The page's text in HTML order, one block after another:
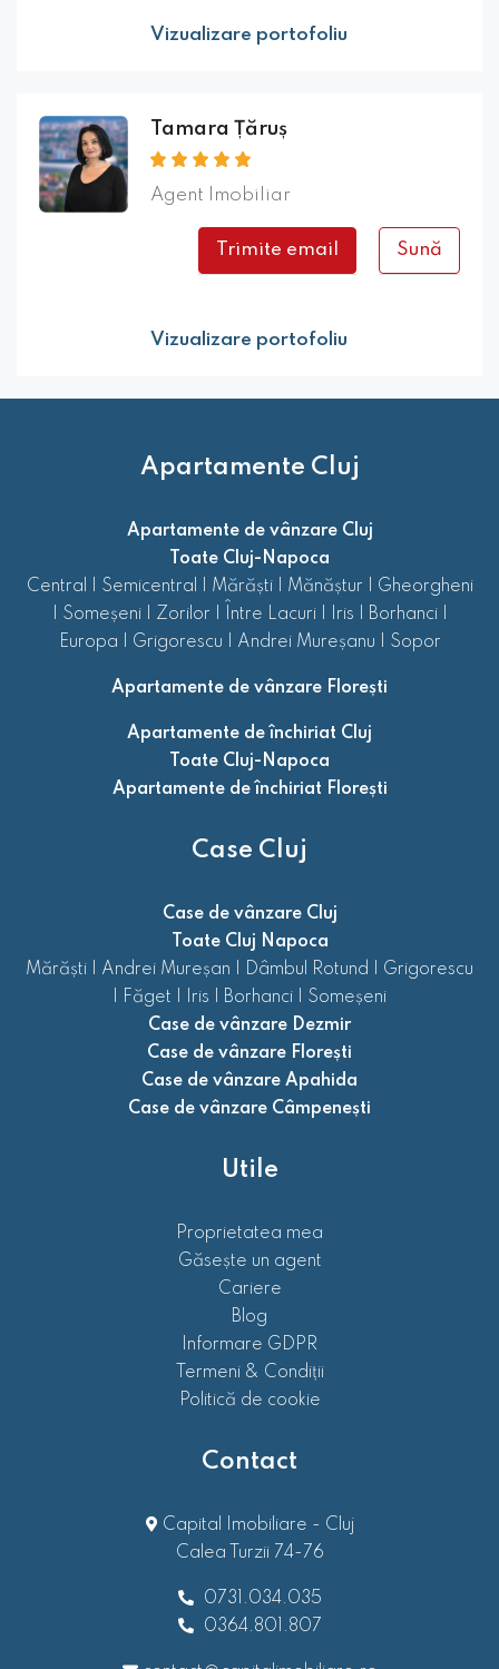
Vizualizare portofoliu
Tamara Țăruș
Agent Imobiliar
Trimite email Sună
Vizualizare portofoliu
Apartamente Cluj
Apartamente de vânzare Cluj
Toate Cluj-Napoca
Central
Semicentral Mărăști| Mănăștur
Gheorgheni
Someșeni| Zorilor Între Lacuri| Iris Borhanci|
Europa
Grigorescu Andrei Mureșanu Sopor
Apartamente de vânzare Florești
Apartamente de închiriat Cluj
Toate Cluj-Napoca
Apartamente de închiriat Florești
Case Cluj
Case de vânzare Cluj
Toate Cluj Napoca
Mărăști
Andrei Mureșan Dâmbul Rotund
Grigorescu
Făget Iris Borhanci
Someșeni
Case de vânzare Dezmir
Case de vânzare Florești
Case de vânzare Apahida
Case de vânzare Câmpenești
Utile
Proprietatea mea
Găsește un agent
Cariere
Blog
Informare GDPR
Termeni & Condiții
Politică de cookie
Contact
Capital Imobiliare - Cluj
Calea Turzii 74-76
0731.034.035
0364.801.807